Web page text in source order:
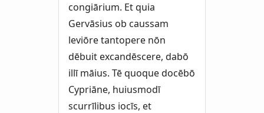
congiārium. Et quia
Gervāsius ob caussam
leviōre tantopere nōn
dēbuit excandēscere, dabō
illī māius. Tē quoque docēbō
Cypriāne, huiusmodī
scurrīlibus iocīs, et